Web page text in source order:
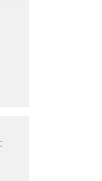
: